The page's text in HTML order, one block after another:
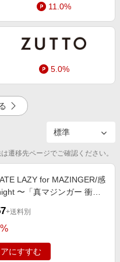
11.0%
5.0%
4.5%
遷移先ページでご確認ください。
LAZY for MAZINGER/感
〜「真マジンガー 衝
+送料別
にすすむ